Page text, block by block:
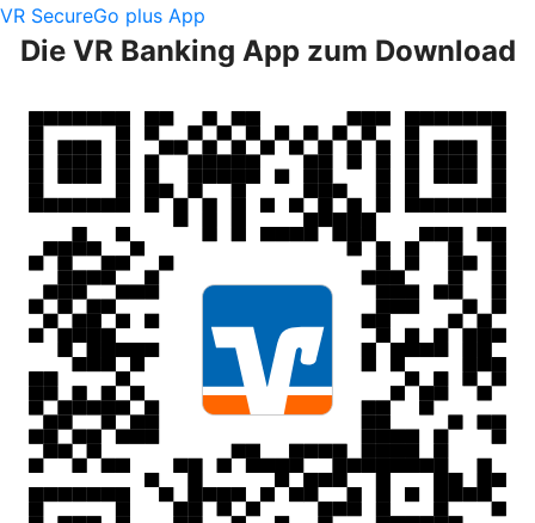
VR SecureGo plus App
Die VR Banking App zum Download